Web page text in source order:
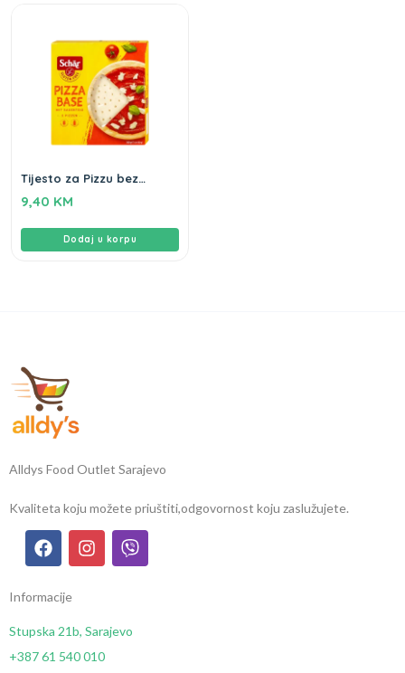
Tijesto za Pizzu bez
9,40 KM
Dodaj u korpu
Alldys Food Outlet Sarajevo
Kvaliteta koju možete priuštiti,odgovornost koju zaslužujete.
Informacije
Stupska 21b, Sarajevo
+387 61 540 010